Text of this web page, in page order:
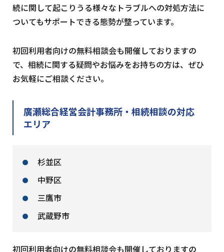
続に関して起こりうる様々なトラブルへの対処方法に
ついてもサポートできる態勢が整っています。
初回利用者向けの無料相談会も開催しておりますの
で、相続に関する疑問やお悩みをお持ちの方は、ぜひ
お気軽にご相談ください。
廣瀬総合経営会計事務所・相続相談の対応
エリア
杉並区
中野区
三鷹市
武蔵野市
初回利用者向けの無料相談会も開催しておりますの